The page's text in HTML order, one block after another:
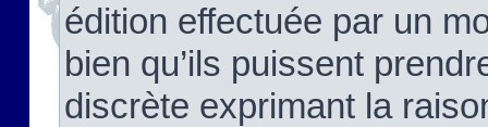
édition effectuée par un
bien qu’ils puissent
discrète exprimant la